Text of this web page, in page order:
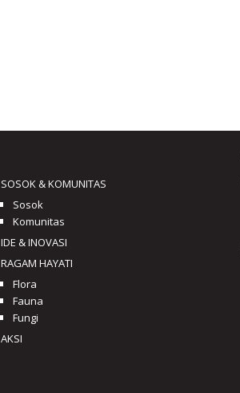
SOSOK & KOMUNITAS
Sosok
Komunitas
IDE & INOVASI
RAGAM HAYATI
Flora
Fauna
Fungi
AKSI